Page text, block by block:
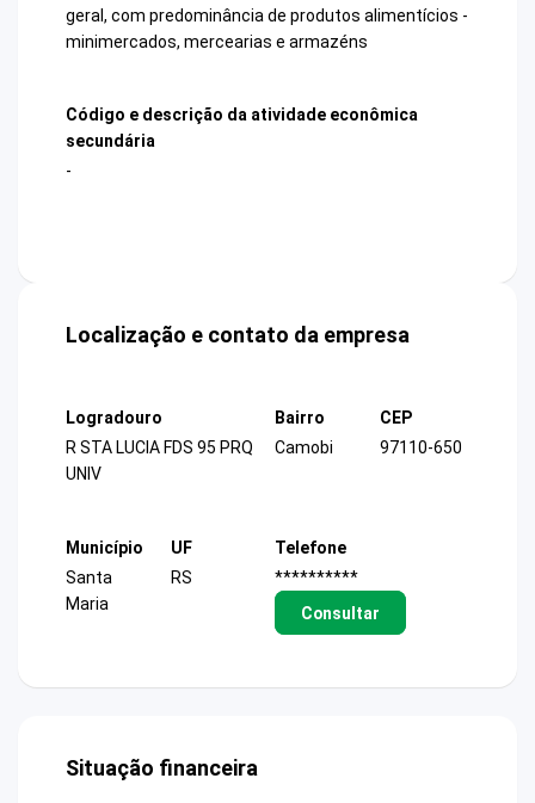
geral, com predominância de produtos alimentícios -
minimercados, mercearias e armazéns
Código e descrição da atividade econômica
secundária
-
Localização e contato da empresa
Logradouro
R STA LUCIA FDS 95 PRQ
UNIV
Bairro
Camobi
CEP
97110-650
Município
Santa
Maria
UF
RS
Telefone
**********
Consultar
Situação financeira